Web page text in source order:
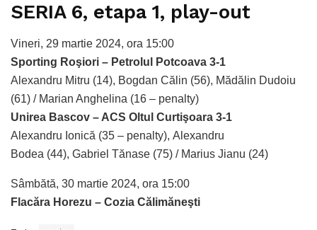
SERIA 6, etapa 1, play-out
Vineri, 29 martie 2024, ora 15:00
Sporting Roşiori – Petrolul Potcoava 3-1
Alexandru Mitru (14), Bogdan Călin (56), Mădălin Dudoiu
(61) / Marian Anghelina (16 – penalty)
Unirea Bascov – ACS Oltul Curtişoara 3-1
Alexandru Ionică (35 – penalty), Alexandru
Bodea (44), Gabriel Tănase (75) / Marius Jianu (24)
Sâmbătă, 30 martie 2024, ora 15:00
Flacăra Horezu – Cozia Călimăneşti